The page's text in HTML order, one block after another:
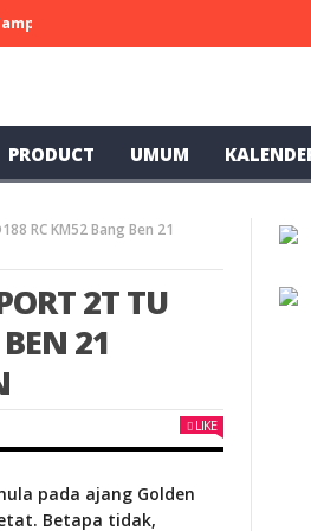
Kompetitif, Raih Tiga Podium di
PRODUCT UMUM
RC KM52 Bang Ben 21
2T TU
21
LIKE
pada ajang Golden
Betapa tidak,